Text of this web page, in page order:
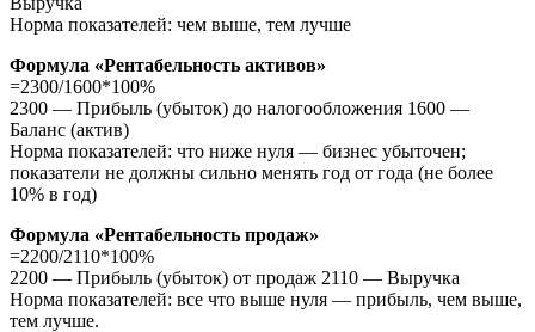
Норма показателей: чем выше, тем лучше
Формула «Рентабельность активов»
=2300/1600*100%
2300 — Прибыль (убыток) до налогообложения 1600 —
Баланс (актив)
Норма показателей: что ниже нуля — бизнес убыточен;
показатели не должны сильно менять год от года (не более
10% в год)
Формула «Рентабельность продаж»
=2200/2110*100%
2200 — Прибыль (убыток) от продаж 2110 — Выручка
Норма показателей: все что выше нуля — прибыль, чем выше,
тем лучше.